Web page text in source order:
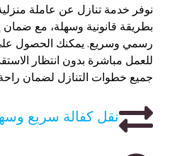
نوفر خدمة تنازل عن عاملة
بطريقة قانونية وسهلة، مع ضمان
رسمي وسريع. يمكنك الحصول
للعمل مباشرة بدون انتظار
جميع خطوات التنازل لضمان
نقل كفالة سريع